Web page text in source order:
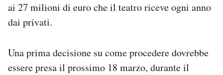
ai 27 milioni di euro che il teatro riceve ogni anno
dai privati.
Una prima decisione su come procedere dovrebbe
essere presa il prossimo 18 marzo, durante il